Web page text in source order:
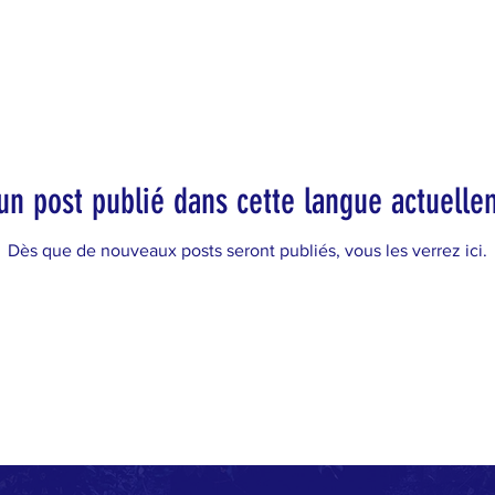
post publié dans cette langue
Dès que de nouveaux posts seront publiés, vous les verrez ici.